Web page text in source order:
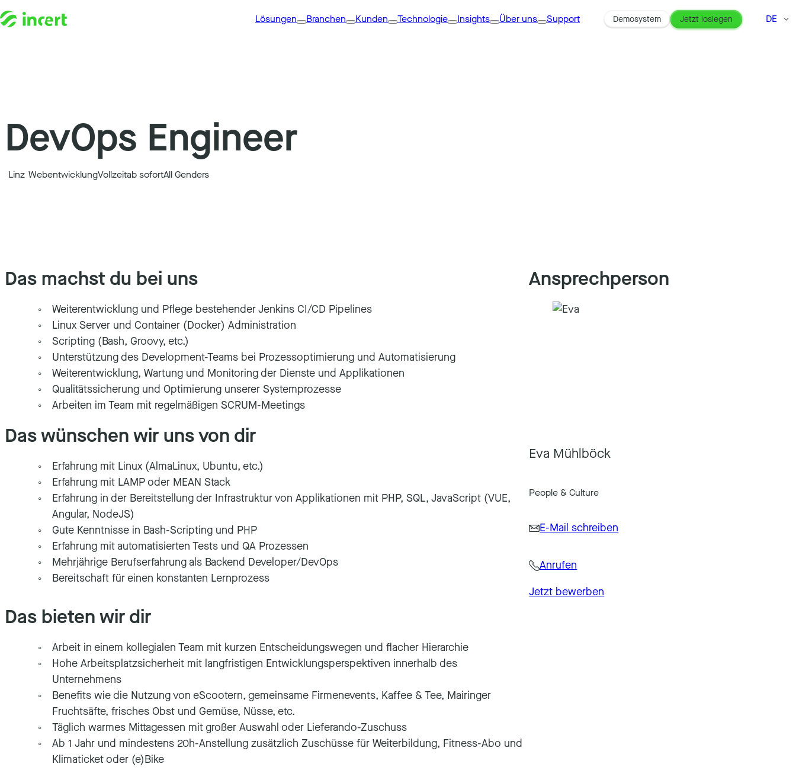
Zum Inhalt springen Lösungen Branchen Kunden Technologie Insights Über uns Support Demosystem Jetzt loslegen DE
DevOps Engineer
Linz WebentwicklungVollzeitab sofortAll Genders
Das machst du bei uns
Weiterentwicklung und Pflege bestehender Jenkins CI/CD Pipelines
Linux Server und Container (Docker) Administration
Scripting (Bash, Groovy, etc.)
Unterstützung des Development-Teams bei Prozessoptimierung und Automatisierung
Weiterentwicklung, Wartung und Monitoring der Dienste und Applikationen
Qualitätssicherung und Optimierung unserer Systemprozesse
Arbeiten im Team mit regelmäßigen SCRUM-Meetings
Das wünschen wir uns von dir
Erfahrung mit Linux (AlmaLinux, Ubuntu, etc.)
Erfahrung mit LAMP oder MEAN Stack
Erfahrung in der Bereitstellung der Infrastruktur von Applikationen mit PHP, SQL, JavaScript (VUE,
Angular, NodeJS)
Gute Kenntnisse in Bash-Scripting und PHP
Erfahrung mit automatisierten Tests und QA Prozessen
Mehrjährige Berufserfahrung als Backend Developer/DevOps
Bereitschaft für einen konstanten Lernprozess
Das bieten wir dir
Arbeit in einem kollegialen Team mit kurzen Entscheidungswegen und flacher Hierarchie
Hohe Arbeitsplatzsicherheit mit langfristigen Entwicklungsperspektiven innerhalb des
Unternehmens
Benefits wie die Nutzung von eScootern, gemeinsame Firmenevents, Kaffee & Tee, Mairinger
Fruchtsäfte, frisches Obst und Gemüse, Nüsse, etc.
Täglich warmes Mittagessen mit großer Auswahl oder Lieferando-Zuschuss
Ab 1 Jahr und mindestens 20h-Anstellung zusätzlich Zuschüsse für Weiterbildung, Fitness-Abo und
Klimaticket oder (e)Bike
Ansprechperson
Eva Mühlböck
People & Culture
E-Mail schreiben
Anrufen
Jetzt bewerben